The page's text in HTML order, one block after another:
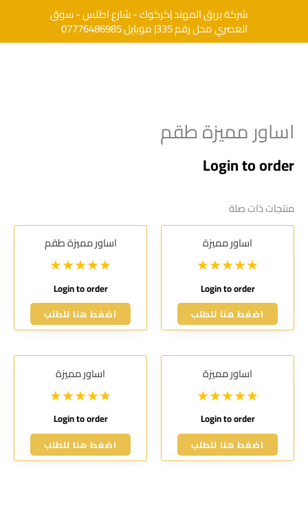
المحتوى
اساور مميزة طقم
Login to order
منتجات ذات صلة
اساور مميزة
Login to order
اضغط هنا للطلب
اساور مميزة طقم
Login to order
اضغط هنا للطلب
اساور مميزة
Login to order
اضغط هنا للطلب
اساور مميزة
Login to order
اضغط هنا للطلب
شركة بريق المهند |كركوك - شارع اطلس - سوق
العصري محل رقم 335| موبايل 07776486985